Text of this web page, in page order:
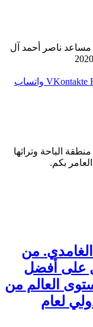
مساعد ناصر أحمد آل
واتساب
الباحة وتراثها
بكم.
الغامدي. من
على أفضل
العالم من
لعام